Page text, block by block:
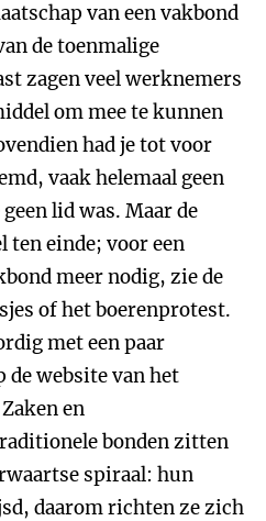
van een vakbond
de toenmalige
zagen veel werknemers
om mee te kunnen
had je tot voor
vaak helemaal geen
lid was. Maar de
einde; voor een
meer nodig, zie de
of het boerenprotest.
met een paar
website van het
en
bonden zitten
spiraal: hun
daarom richten ze zich